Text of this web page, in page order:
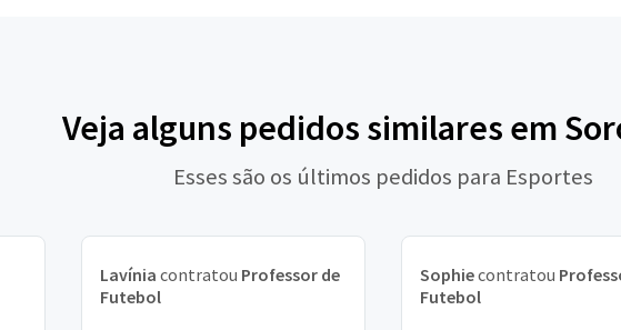
Veja alguns pedidos similares em
Esses são os últimos pedidos para Esportes
Lavínia contratou Professor de
Futebol
Sophiecontratou
Futebol